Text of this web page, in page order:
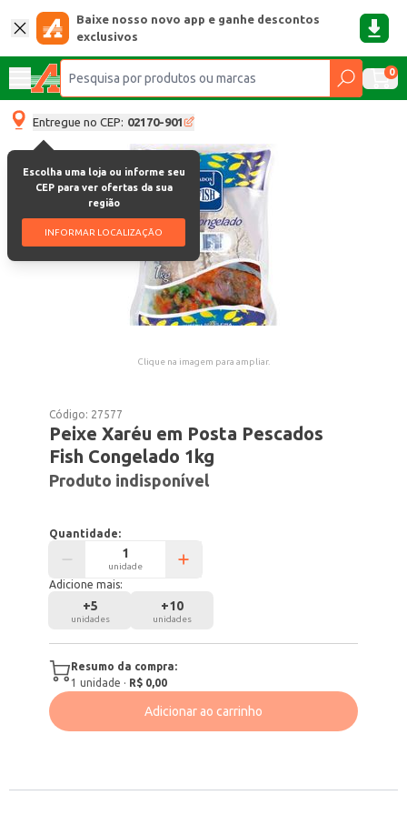
Baixe nosso novo app e ganhe descontos
exclusivos
0
Entregue no CEP: 02170-901
Escolha uma loja ou informe seu
CEP para ver ofertas da sua
região
INFORMAR LOCALIZAÇÃO
Clique na imagem para ampliar.
Código: 27577
Peixe Xaréu em Posta Pescados
Fish Congelado 1kg
Produto indisponível
Quantidade:
unidade
Adicione mais:
+5
unidades
+10
unidades
Resumo da compra:
1 unidade · R$ 0,00
Adicionar ao carrinho